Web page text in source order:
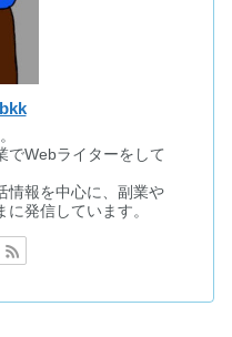
でWebライターをして
情報を中心に、副業や
発信しています。